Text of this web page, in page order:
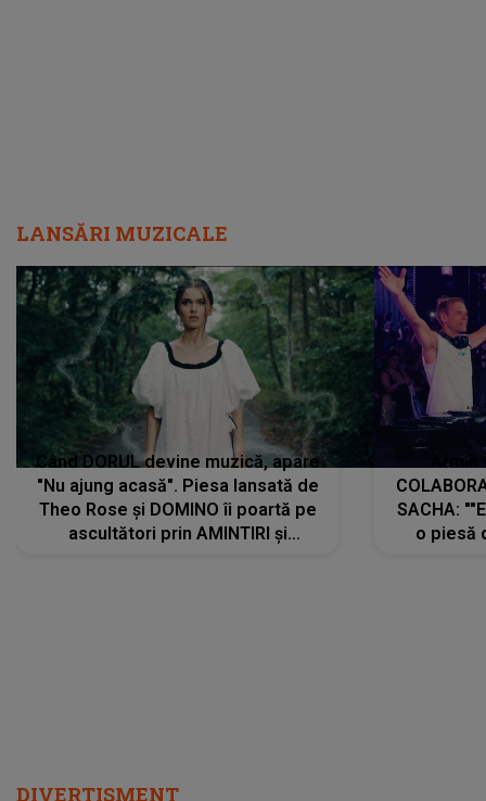
LANSĂRI MUZICALE
Când DORUL devine muzică, apare
"Nu ajung acasă". Piesa lansată de
Theo Rose și DOMINO îi poartă pe
ascultători prin AMINTIRI și
SACHA:
o piesă
DIVERTISMENT